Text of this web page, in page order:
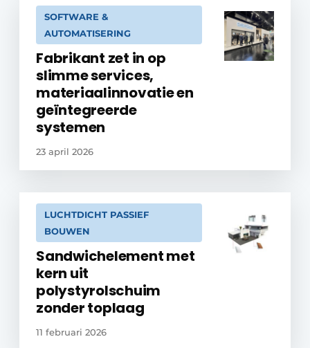
SOFTWARE &
AUTOMATISERING
Fabrikant zet in op
slimme services,
materiaalinnovatie en
geïntegreerde
systemen
23 april 2026
LUCHTDICHT PASSIEF
BOUWEN
Sandwichelement met
kern uit
polystyrolschuim
zonder toplaag
11 februari 2026